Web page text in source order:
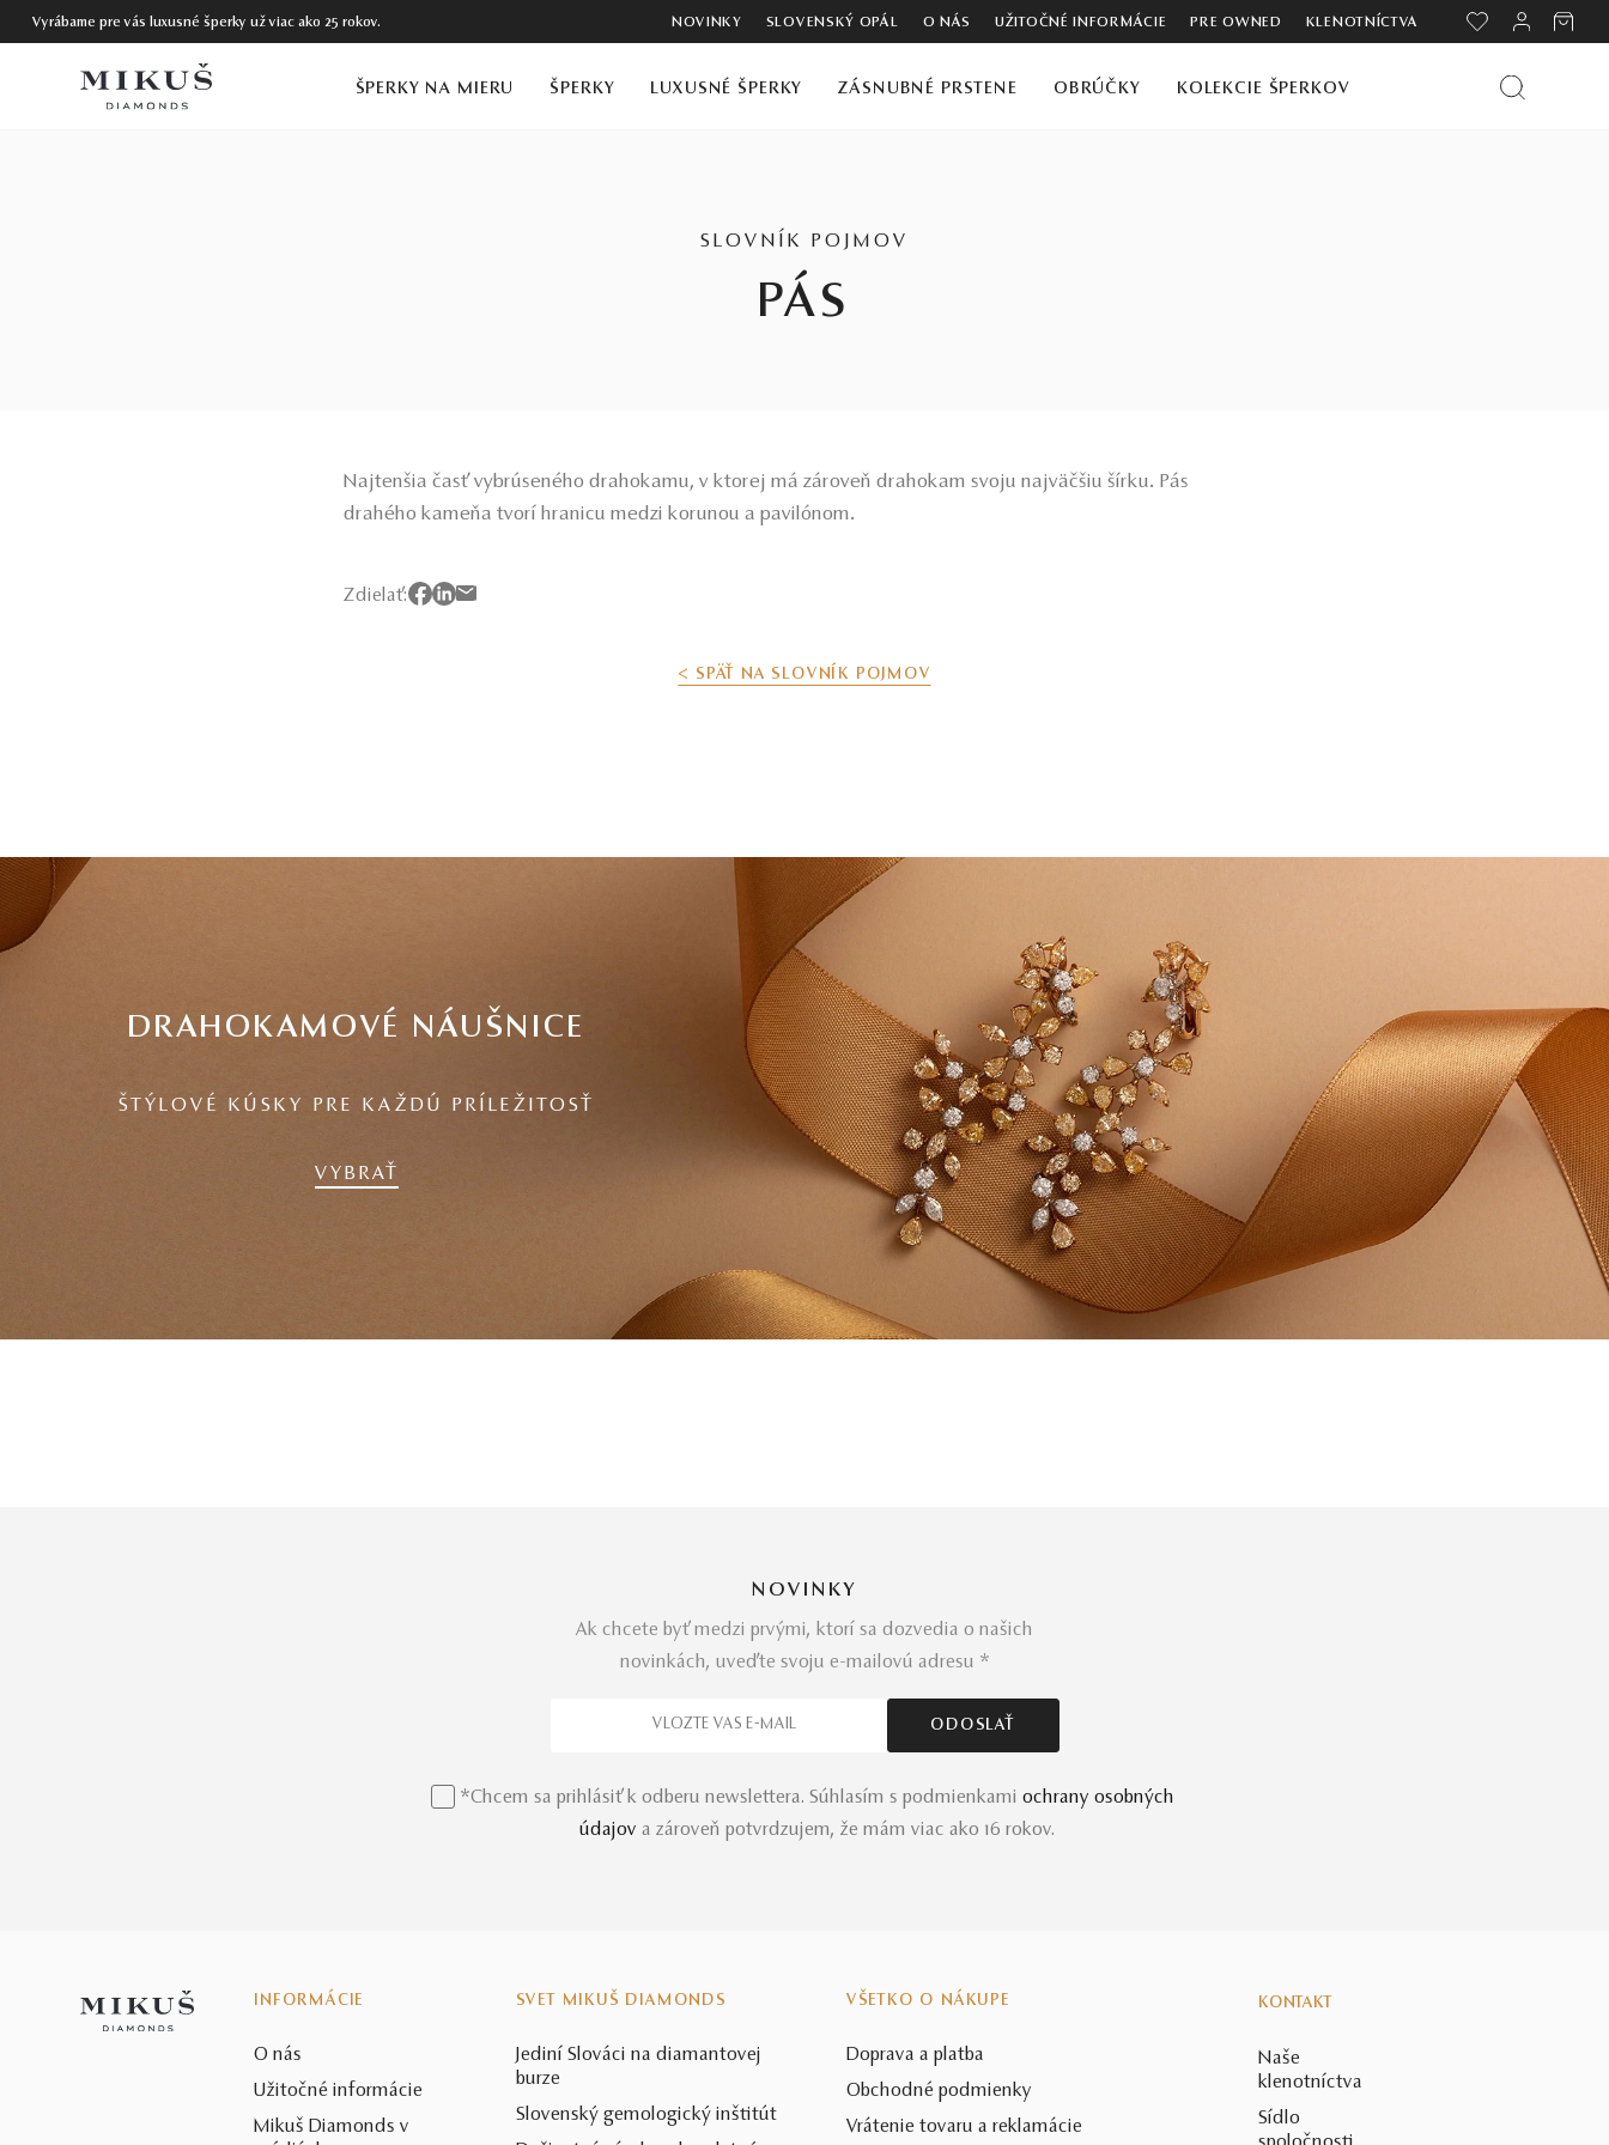
Vyrábame pre vás luxusné šperky už viac ako 25 rokov. NOVINKY SLOVENSKÝ OPÁL O NÁS UŽITOČNÉ INFORMÁCIE PRE OWNED KLENOTNÍCTVA
ŠPERKY NA MIERU ŠPERKY LUXUSNÉ ŠPERKY ZÁSNUBNÉ PRSTENE OBRÚČKY KOLEKCIE ŠPERKOV
SLOVNÍK POJMOV
PÁS
Najtenšia časť vybrúseného drahokamu, v ktorej má zároveň drahokam svoju najväčšiu šírku. Pás
drahého kameňa tvorí hranicu medzi korunou a pavilónom.
Zdielať:
< SPÄŤ NA SLOVNÍK POJMOV
DRAHOKAMOVÉ NÁUŠNICE
ŠTÝLOVÉ KÚSKY PRE KAŽDÚ PRÍLEŽITOSŤ
VYBRAŤ
NOVINKY
Ak chcete byť medzi prvými, ktorí sa dozvedia o našich
novinkách, uveďte svoju e-mailovú adresu *
*Chcem sa prihlásiť k odberu newslettera. Súhlasím s podmienkami ochrany osobných
údajov a zároveň potvrdzujem, že mám viac ako 16 rokov.
INFORMÁCIE
O nás
Užitočné informácie
Mikuš Diamonds v
SVET MIKUŠ DIAMONDS
Jediní Slováci na diamantovej
burze
Slovenský gemologický inštitút
VŠETKO O NÁKUPE
Doprava a platba
Obchodné podmienky
Vrátenie tovaru a reklamácie
KONTAKT
Naše
klenotníctva
Sídlo